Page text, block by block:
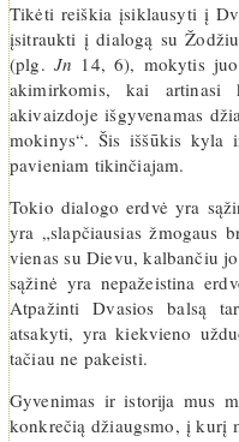
Tikėti reiškia įsiklausyti į
įsitraukti į dialogą su
(plg. Jn 14, 6), mokytis
akimirkomis, kai
akivaizdoje išgyvenamas
mokinys“. Šis iššūkis kyla
pavieniam tikinčiajam.
Tokio dialogo erdvė yra
yra „slapčiausias žmogaus
vienas su Dievu, kalbančiu
sąžinė yra nepažeistina
Atpažinti Dvasios balsą
atsakyti, yra kiekvieno
tačiau ne pakeisti.
Gyvenimas ir istorija mus
konkrečią džiaugsmo, į kurį